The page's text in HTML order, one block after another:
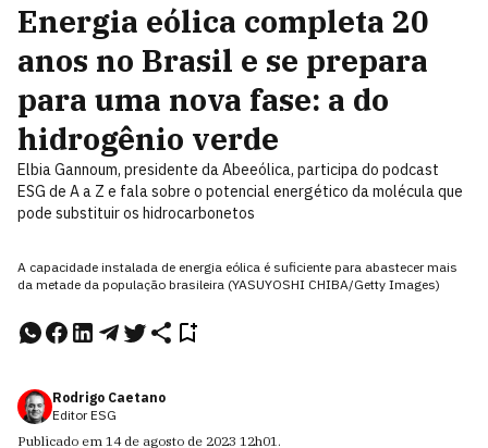
Energia eólica completa 20
anos no Brasil e se prepara
para uma nova fase: a do
hidrogênio verde
Elbia Gannoum, presidente da Abeeólica, participa do podcast
ESG de A a Z e fala sobre o potencial energético da molécula que
pode substituir os hidrocarbonetos
A capacidade instalada de energia eólica é suficiente para abastecer mais
da metade da população brasileira (YASUYOSHI CHIBA/Getty Images)
Rodrigo Caetano
Editor ESG
Publicado em 14 de agosto de 2023 12h01.